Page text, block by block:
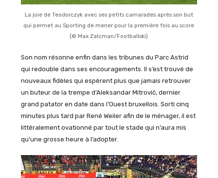
La joie de Teodorczyk avec ses petits camarades après son but
qui permet au Sporting de mener pour la première fois au score
(© Max Zalcman/Footballski)
Son nom résonne enfin dans les tribunes du Parc Astrid
qui redouble dans ses encouragements. Il s’est trouvé de
nouveaux fidèles qui espèrent plus que jamais retrouver
un buteur de la trempe d’Aleksandar Mitrović, dernier
grand patator en date dans l’Ouest bruxellois. Sorti cinq
minutes plus tard par René Weiler afin de le ménager, il est
littéralement ovationné par tout le stade qui n’aura mis
qu’une grosse heure à l’adopter.